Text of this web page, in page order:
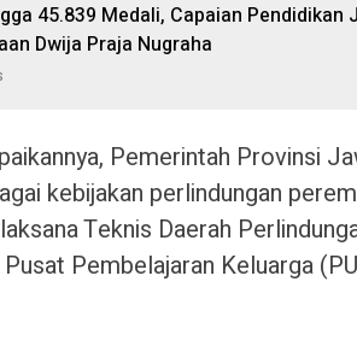
45.839 Medali, Capaian Pendidikan
Dwija Praja Nugraha
Pemerintah Provinsi
kebijakan perlindungan
Teknis Daerah
Pembelajaran Keluarga